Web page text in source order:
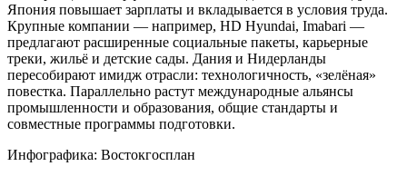
Япония повышает зарплаты и вкладывается в условия труда.
Крупные компании — например, HD Hyundai, Imabari —
предлагают расширенные социальные пакеты, карьерные
треки, жильё и детские сады. Дания и Нидерланды
пересобирают имидж отрасли: технологичность, «зелёная»
повестка. Параллельно растут международные альянсы
промышленности и образования, общие стандарты и
совместные программы подготовки.
Инфографика: Востокгосплан